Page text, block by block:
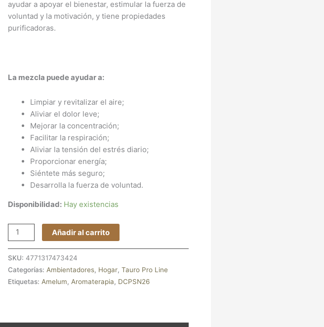
ayudar a apoyar el bienestar, estimular la fuerza de
voluntad y la motivación, y tiene propiedades
purificadoras.
La mezcla puede ayudar a:
Limpiar y revitalizar el aire;
Aliviar el dolor leve;
Mejorar la concentración;
Facilitar la respiración;
Aliviar la tensión del estrés diario;
Proporcionar energía;
Siéntete más seguro;
Desarrolla la fuerza de voluntad.
Disponibilidad: Hay existencias
Añadir al carrito
SKU: 4771317473424
Categorías: Ambientadores, Hogar, Tauro Pro Line
Etiquetas: Amelum, Aromaterapia, DCPSN26